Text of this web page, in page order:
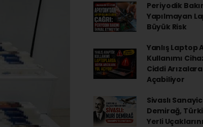
Periyodik
Yapılmayan
Büyük Risk
Yanlış Laptop
Kullanımı
Ciddi Arızalara
Açabiliyor
Sivaslı
Demirağ,
Yerli